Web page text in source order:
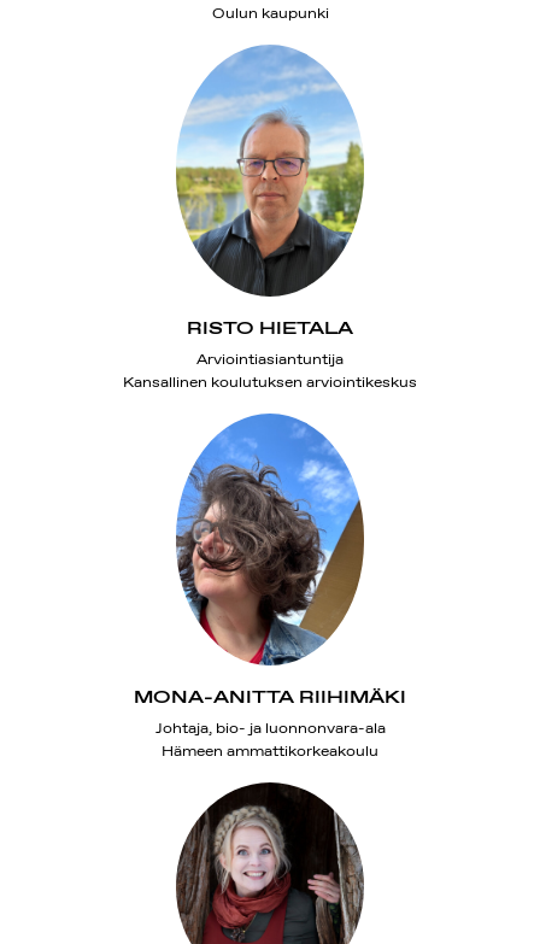
Oulun kaupunki
RISTO HIETALA
Arviointiasiantuntija
Kansallinen koulutuksen arviointikeskus
MONA-ANITTA RIIHIMÄKI
Johtaja, bio- ja luonnonvara-ala
Hämeen ammattikorkeakoulu